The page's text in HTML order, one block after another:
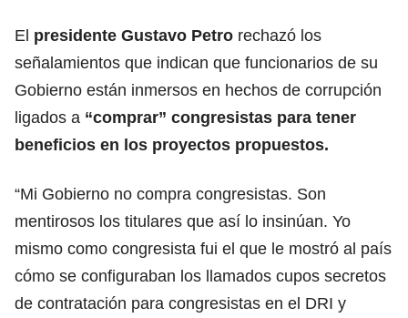
El presidente Gustavo Petro rechazó los
señalamientos que indican que funcionarios de su
Gobierno están inmersos en hechos de corrupción
ligados a “comprar” congresistas para tener
beneficios en los proyectos propuestos.
“Mi Gobierno no compra congresistas. Son
mentirosos los titulares que así lo insinúan. Yo
mismo como congresista fui el que le mostró al país
cómo se configuraban los llamados cupos secretos
de contratación para congresistas en el DRI y